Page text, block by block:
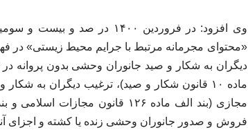
وی افزود: در فروردین ۱۴۰۰
«محتوای مجرمانه مرتبط با جرایم محیط زیستی» در
ماده ۱۰ قانون شکار و صید)، ترغیب دیگران